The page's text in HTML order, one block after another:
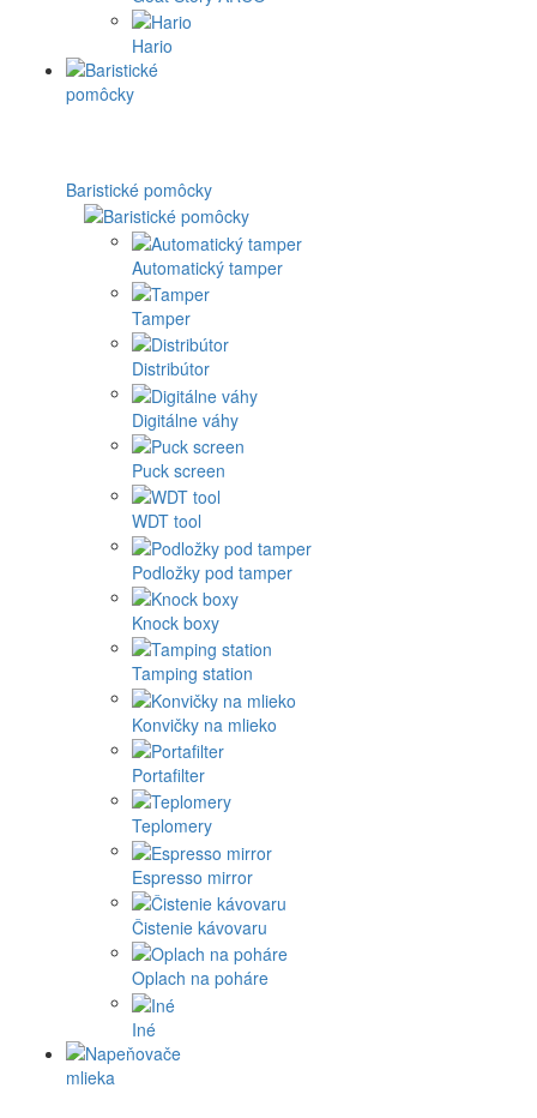
Hario
Baristické pomôcky
Automatický tamper
Tamper
Distribútor
Digitálne váhy
Puck screen
WDT tool
Podložky pod tamper
Knock boxy
Tamping station
Konvičky na mlieko
Portafilter
Teplomery
Espresso mirror
Čistenie kávovaru
Oplach na poháre
Iné